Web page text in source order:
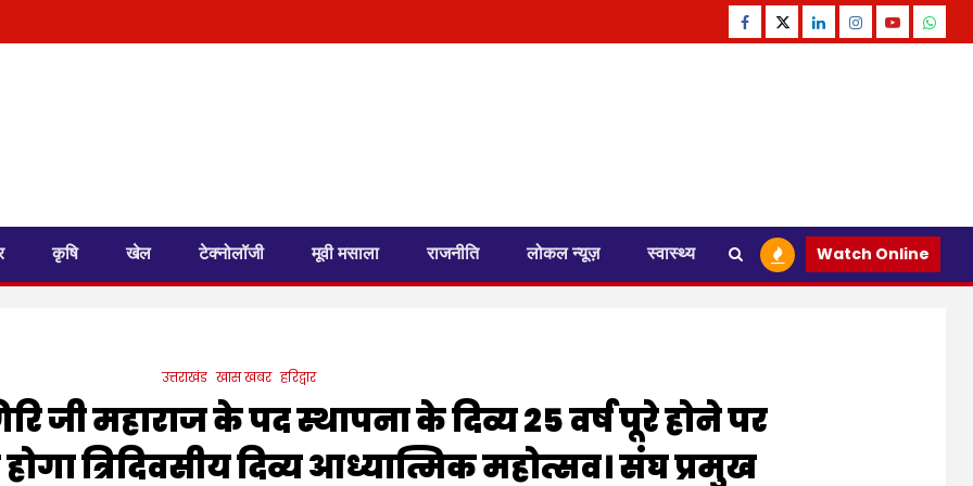
Facebook
TwitterLinkedinInstagram
Youtube
कृषि खेल टेक्नोलॉजी मूवी मसाला राजनीति लोकल न्यूज़ स्वास्थ्य Watch Online
उत्तराखंड खास खबर हरिद्वार
जी महाराज के पद स्थापना के दिव्य 25 वर्ष पूरे होने पर
त्रिदिवसीय दिव्य आध्यात्मिक महोत्सव। संघ प्रमुख